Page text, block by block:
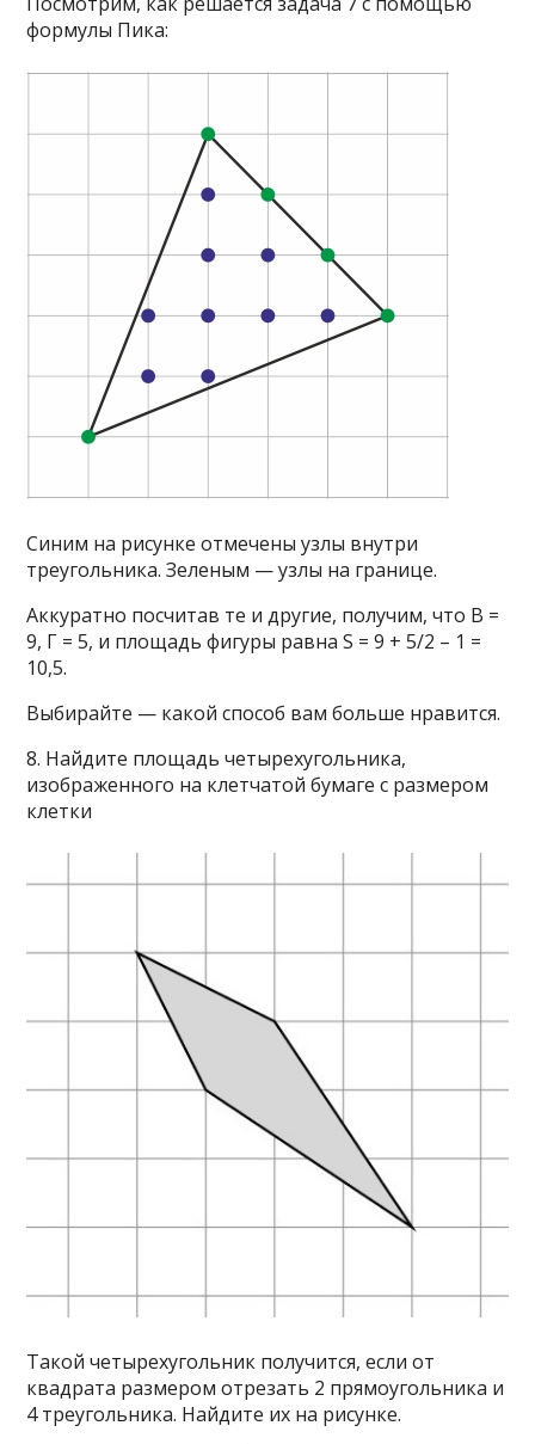
формулы Пика:
Синим на рисунке отмечены узлы внутри
треугольника. Зеленым — узлы на границе.
Аккуратно посчитав те и другие, получим, что В =
9, Г = 5, и площадь фигуры равна S = 9 + 5/2 – 1 =
10,5.
Выбирайте — какой способ вам больше нравится.
8. Найдите площадь четырехугольника,
изображенного на клетчатой бумаге с размером
клетки
Такой четырехугольник получится, если от
квадрата размером отрезать 2 прямоугольника и
4 треугольника. Найдите их на рисунке.